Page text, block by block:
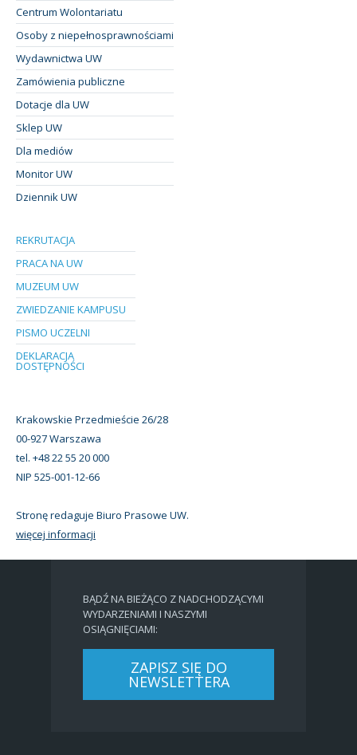
Centrum Wolontariatu
Osoby z niepełnosprawnościami
Wydawnictwa UW
Zamówienia publiczne
Dotacje dla UW
Sklep UW
Dla mediów
Monitor UW
Dziennik UW
REKRUTACJA
PRACA NA UW
MUZEUM UW
ZWIEDZANIE KAMPUSU
PISMO UCZELNI
DEKLARACJA
DOSTĘPNOŚCI
Krakowskie Przedmieście 26/28
00-927 Warszawa
tel. +48 22 55 20 000
NIP 525-001-12-66
Stronę redaguje Biuro Prasowe UW.
więcej informacji
BĄDŹ NA BIEŻĄCO Z NADCHODZĄCYMI
WYDARZENIAMI I NASZYMI
OSIĄGNIĘCIAMI:
ZAPISZ SIĘ DO
NEWSLETTERA